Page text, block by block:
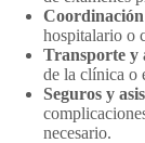
hospitalario o
Transporte y
de la clínica o
Seguros y
necesario.